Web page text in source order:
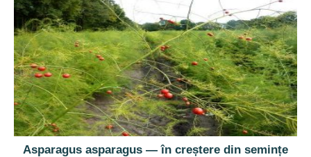
Asparagus asparagus — în creștere din semințe